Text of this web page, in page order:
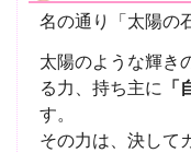
名の通り「太陽の
太陽のような輝き
る力、持ち主に
す。
その力は、決して